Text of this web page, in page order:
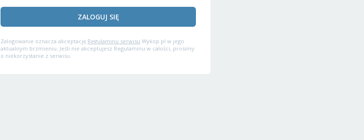
ZALOGUJ SIĘ
Zalogowanie oznacza akceptację Regulaminu serwisu Wykop.pl w jego
aktualnym brzmieniu. Jeśli nie akceptujesz Regulaminu w całości, prosimy
o niekorzystanie z serwisu.